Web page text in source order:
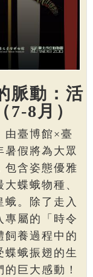
脈動：活
8月）
由臺博館×臺
暑假將為大眾
包含姿態優雅
蝶蛾物種、
。除了走入
專屬的「時令
飼養過程中的
蝶蛾振翅的生
巨大感動！